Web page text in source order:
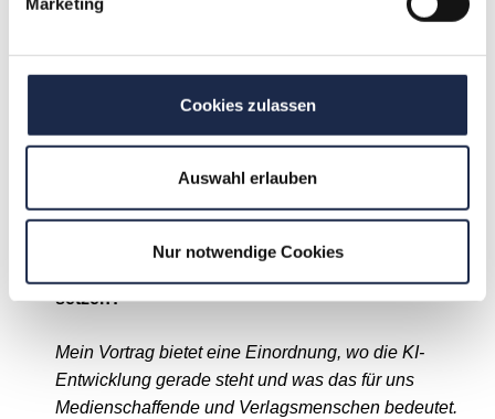
Cookies zulassen
Auswahl erlauben
Nur notwendige Cookies
Faktische Korrektheit, Angemessenheit, Erklärbarkeit
und Vertrauenswürdigkeit der Inhalte bleiben das A
und O für Medien und Verlage. Unsere
Existenzberechtigung ist, dass wir Menschen geprüfte
Inhalte und qualitätvolle Einordnung bieten,
Unwägbarkeiten.
MVFP Akademie: Worauf möchten Sie bei Ihrem
setzen?
Mein Vortrag bietet eine Einordnung, wo die KI-
Entwicklung gerade steht und was das für uns
Medienschaffende und Verlagsmenschen bedeutet.